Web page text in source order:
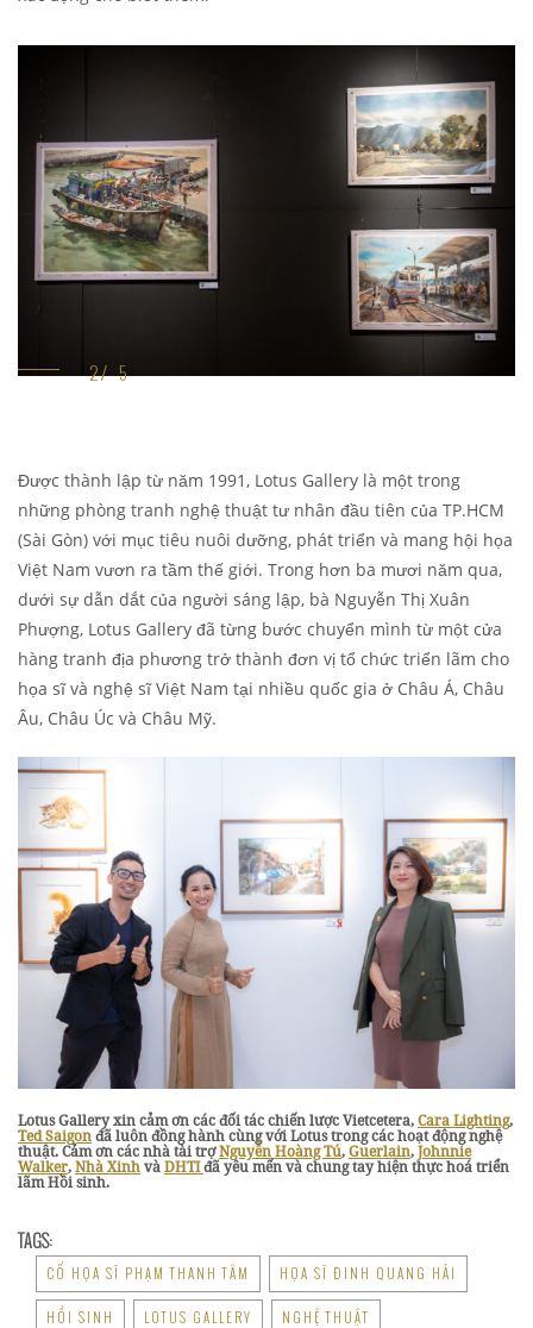
Được thành lập từ năm 1991, Lotus Gallery là một trong
những phòng tranh nghệ thuật tư nhân đầu tiên của TP.HCM
(Sài Gòn) với mục tiêu nuôi dưỡng, phát triển và mang hội họa
Việt Nam vươn ra tầm thế giới. Trong hơn ba mươi năm qua,
dưới sự dẫn dắt của người sáng lập, bà Nguyễn Thị Xuân
Phượng, Lotus Gallery đã từng bước chuyển mình từ một cửa
hàng tranh địa phương trở thành đơn vị tổ chức triển lãm cho
họa sĩ và nghệ sĩ Việt Nam tại nhiều quốc gia ở Châu Á, Châu
Âu, Châu Úc và Châu Mỹ.
Lotus Gallery xin cảm ơn các đối tác chiến lược Vietcetera,Cara Lighting,
Ted Saigonđã luôn đồng hành cùng với Lotus trong các hoạt động nghệ
thuật. Cảm ơn các nhà tài trợNguyễn Hoàng Tú,Guerlain,Johnnie
Walker,Nhà XinhvàDHTIđã yêu mến và chung tay hiện thực hoá triển
lãm Hồi sinh.
TAGS:
CỐ HỌA SĨ PHẠM THANH TÂM HỌA SĨ ĐINH QUANG HẢI
HỒI SINH LOTUS GALLERY NGHỆ THUẬT